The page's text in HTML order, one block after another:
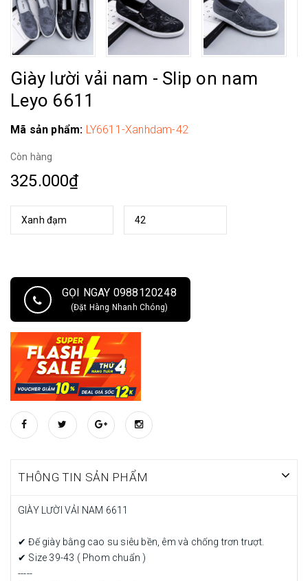
Giày lười vải nam - Slip on nam
Leyo 6611
Mã sản phẩm: LY6611-Xanhdam-42
Còn hàng
325.000₫
GỌI NGAY 0988120248
(Đặt Hàng Nhanh Chóng)
THÔNG TIN SẢN PHẨM
GIÀY LƯỜI VẢI NAM 6611
✔ Đế giày bằng cao su siêu bền, êm và chống trơn trượt.
✔ Size 39-43 ( Phom chuẩn )
-----